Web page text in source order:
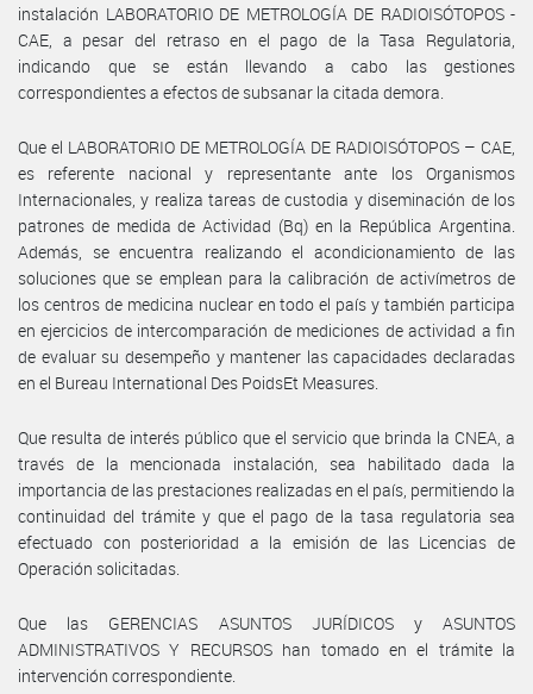
instalación LABORATORIO DE METROLOGÍA DE RADIOISÓTOPOS -
CAE, a pesar del retraso en el pago de la Tasa Regulatoria,
indicando que se están llevando a cabo las gestiones
correspondientes a efectos de subsanar la citada demora.
Que el LABORATORIO DE METROLOGÍA DE RADIOISÓTOPOS – CAE,
es referente nacional y representante ante los Organismos
Internacionales, y realiza tareas de custodia y diseminación de los
patrones de medida de Actividad (Bq) en la República Argentina.
Además, se encuentra realizando el acondicionamiento de las
soluciones que se emplean para la calibración de activímetros de
los centros de medicina nuclear en todo el país y también participa
en ejercicios de intercomparación de mediciones de actividad a fin
de evaluar su desempeño y mantener las capacidades declaradas
en el Bureau International Des PoidsEt Measures.
Que resulta de interés público que el servicio que brinda la CNEA, a
través de la mencionada instalación, sea habilitado dada la
importancia de las prestaciones realizadas en el país, permitiendo la
continuidad del trámite y que el pago de la tasa regulatoria sea
efectuado con posterioridad a la emisión de las Licencias de
Operación solicitadas.
Que las GERENCIAS ASUNTOS JURÍDICOS y ASUNTOS
ADMINISTRATIVOS Y RECURSOS han tomado en el trámite la
intervención correspondiente.